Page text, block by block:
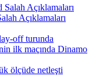
Açıklamaları
ölçüde netleşti